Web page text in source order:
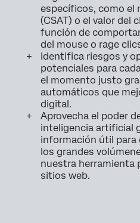
específicos, como el
(CSAT) o el valor del
función de
del mouse o rage
Identifica riesgos y
potenciales para
el momento justo
automáticos que
digital.
Aprovecha el poder
inteligencia artificial
información útil para
los grandes
nuestra herramienta
sitios web.